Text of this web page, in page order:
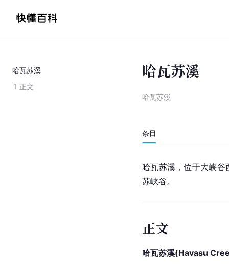
哈瓦苏溪
1 正文
哈瓦苏溪
哈瓦苏溪
条目
哈瓦苏溪，位于大峡
苏峡谷。
正文
哈瓦苏溪(Havasu